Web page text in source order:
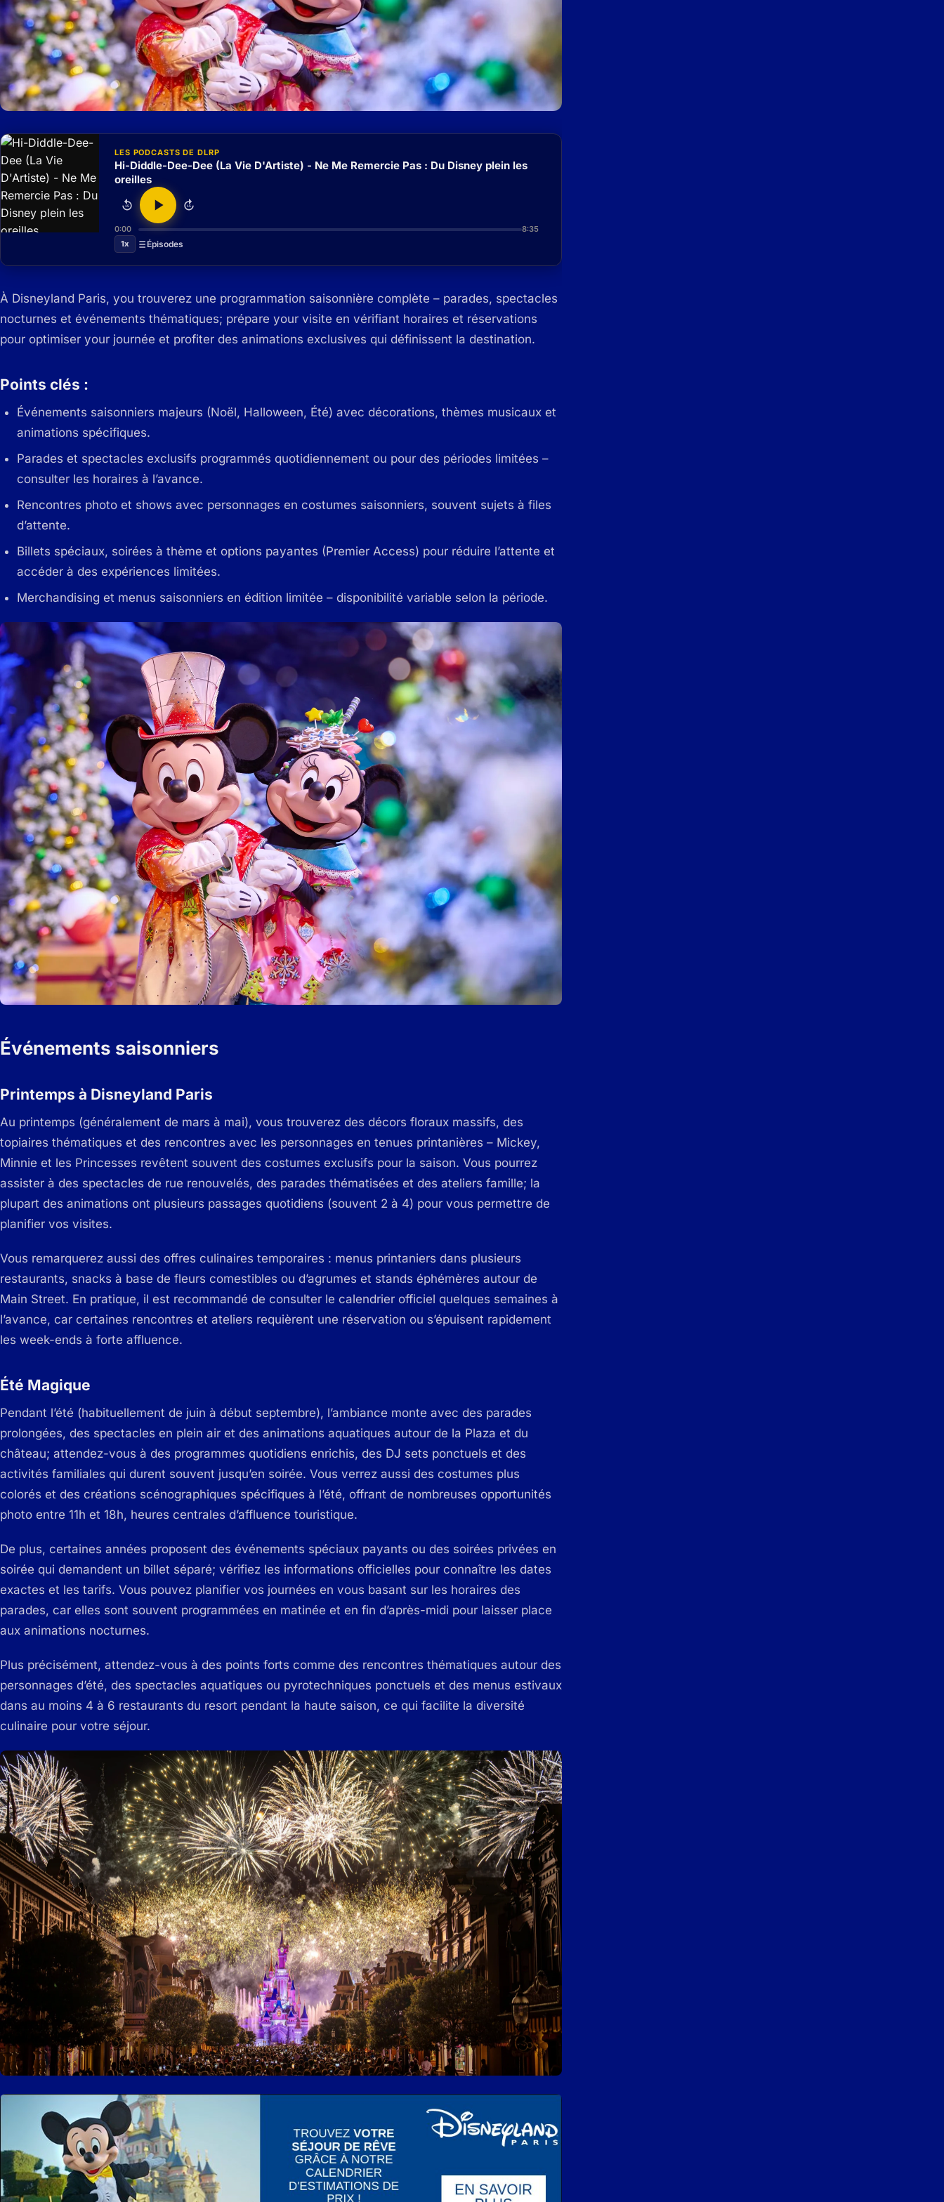
LES PODCASTS DE DLRP
Hi-Diddle-Dee-Dee (La Vie D'Artiste) - Ne Me Remercie Pas : Du Disney plein les
oreilles
15 15
0:00
8:35
1x
Épisodes
À Disneyland Paris, you trouverez une programmation saisonnière complète – parades, spectacles
nocturnes et événements thématiques; prépare your visite en vérifiant horaires et réservations
pour optimiser your journée et profiter des animations exclusives qui définissent la destination.
Points clés :
Événements saisonniers majeurs (Noël, Halloween, Été) avec décorations, thèmes musicaux et
animations spécifiques.
Parades et spectacles exclusifs programmés quotidiennement ou pour des périodes limitées –
consulter les horaires à l’avance.
Rencontres photo et shows avec personnages en costumes saisonniers, souvent sujets à files
d’attente.
Billets spéciaux, soirées à thème et options payantes (Premier Access) pour réduire l’attente et
accéder à des expériences limitées.
Merchandising et menus saisonniers en édition limitée – disponibilité variable selon la période.
Événements saisonniers
Printemps à Disneyland Paris
Au printemps (généralement de mars à mai), vous trouverez des décors floraux massifs, des
topiaires thématiques et des rencontres avec les personnages en tenues printanières – Mickey,
Minnie et les Princesses revêtent souvent des costumes exclusifs pour la saison. Vous pourrez
assister à des spectacles de rue renouvelés, des parades thématisées et des ateliers famille; la
plupart des animations ont plusieurs passages quotidiens (souvent 2 à 4) pour vous permettre de
planifier vos visites.
Vous remarquerez aussi des offres culinaires temporaires : menus printaniers dans plusieurs
restaurants, snacks à base de fleurs comestibles ou d’agrumes et stands éphémères autour de
Main Street. En pratique, il est recommandé de consulter le calendrier officiel quelques semaines à
l’avance, car certaines rencontres et ateliers requièrent une réservation ou s’épuisent rapidement
les week-ends à forte affluence.
Été Magique
Pendant l’été (habituellement de juin à début septembre), l’ambiance monte avec des parades
prolongées, des spectacles en plein air et des animations aquatiques autour de la Plaza et du
château; attendez-vous à des programmes quotidiens enrichis, des DJ sets ponctuels et des
activités familiales qui durent souvent jusqu’en soirée. Vous verrez aussi des costumes plus
colorés et des créations scénographiques spécifiques à l’été, offrant de nombreuses opportunités
photo entre 11h et 18h, heures centrales d’affluence touristique.
De plus, certaines années proposent des événements spéciaux payants ou des soirées privées en
soirée qui demandent un billet séparé; vérifiez les informations officielles pour connaître les dates
exactes et les tarifs. Vous pouvez planifier vos journées en vous basant sur les horaires des
parades, car elles sont souvent programmées en matinée et en fin d’après-midi pour laisser place
aux animations nocturnes.
Plus précisément, attendez-vous à des points forts comme des rencontres thématiques autour des
personnages d’été, des spectacles aquatiques ou pyrotechniques ponctuels et des menus estivaux
dans au moins 4 à 6 restaurants du resort pendant la haute saison, ce qui facilite la diversité
culinaire pour votre séjour.